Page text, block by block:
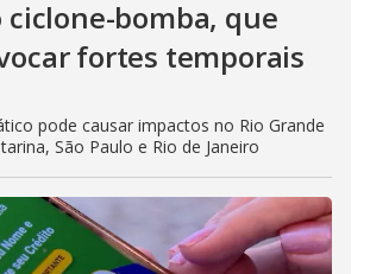
ciclone-bomba, que
fortes temporais
pode causar impactos no Rio Grande
São Paulo e Rio de Janeiro